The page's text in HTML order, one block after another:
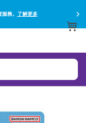
務。 了解更多
查看所有